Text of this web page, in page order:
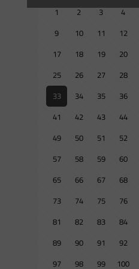
1 2 3 4
9
10 11 12
17
18 19 20
25
26 27 28
33
34 35 36
41
42 43 44
49
50 51 52
57
58 59 60
65
66 67 68
73
74 75 76
81
82 83 84
89
90 91 92
97
98 99 100